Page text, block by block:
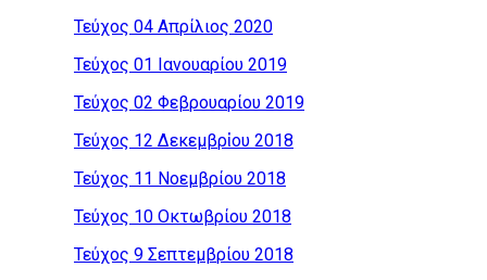
Τεύχος 04 Απρίλιος 2020
Τεύχος 01 Ιανουαρίου 2019
Τεύχος 02 Φεβρουαρίου 2019
Τεύχος 12 Δεκεμβρἰου 2018
Τεύχος 11 Νοεμβρίου 2018
Τεύχος 10 Οκτωβρίου 2018
Τεύχος 9 Σεπτεμβρίου 2018